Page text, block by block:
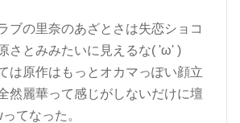
ブの里奈のあざとさは失恋ショコ
さとみみたいに見えるな( 'ω' )
は原作はもっとオカマっぽい顔立
然麗華って感じがしないだけに壇
てなった。